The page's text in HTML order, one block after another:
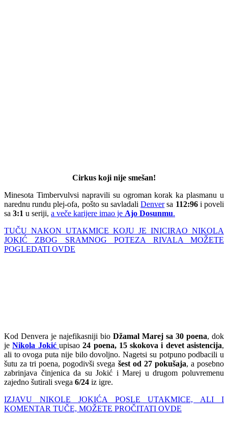
Cirkus koji nije smešan!
Minesota Timbervulvsi napravili su ogroman korak ka plasmanu u
narednu rundu plej-ofa, pošto su savladaliDenversa 112:96i poveli
sa 3:1 u seriji, a veče karijere imao je Ajo Dosunmu.
TUČU NAKON UTAKMICE KOJU JE INICIRAO NIKOLA
JOKIĆ ZBOG SRAMNOG POTEZA RIVALA MOŽETE
POGLEDATI OVDE
Kod Denvera je najefikasniji bio Džamal Marej sa 30 poena, dok
jeNikola Jokić upisao24 poena, 15 skokova i devet asistencija,
ali to ovoga puta nije bilo dovoljno. Nagetsi su potpuno podbacili u
šutu za tri poena, pogodivši svega šest od 27 pokušaja, a posebno
zabrinjava činjenica da su Jokić i Marej u drugom poluvremenu
zajedno šutirali svega 6/24 iz igre.
IZJAVU NIKOLE JOKIĆA POSLE UTAKMICE, ALI I
KOMENTAR TUČE, MOŽETE PROČITATI OVDE